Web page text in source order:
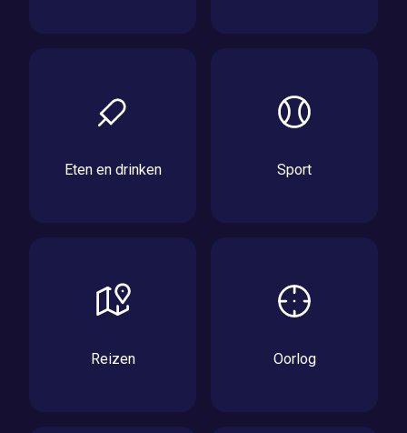
Eten en drinken Sport
Reizen Oorlog